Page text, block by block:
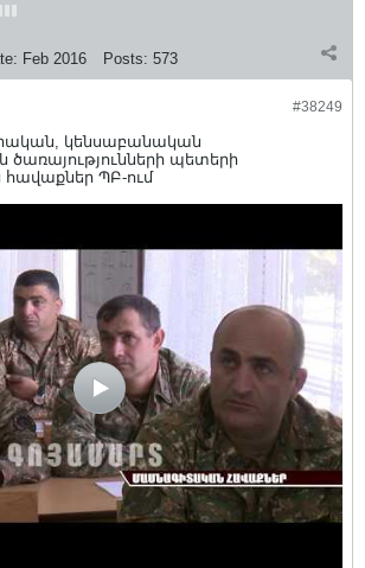
Feb 2016 Posts: 573
#38249
կենսաբանական
պետերի
ՊԲ-ում